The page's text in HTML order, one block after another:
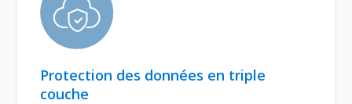
Protection des données en triple
couche